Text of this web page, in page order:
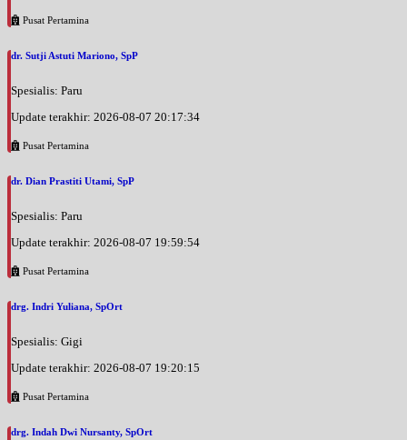
Pusat Pertamina
dr. Sutji Astuti Mariono, SpP
Spesialis: Paru
Update terakhir: 2026-08-07 20:17:34
Pusat Pertamina
dr. Dian Prastiti Utami, SpP
Spesialis: Paru
Update terakhir: 2026-08-07 19:59:54
Pusat Pertamina
drg. Indri Yuliana, SpOrt
Spesialis: Gigi
Update terakhir: 2026-08-07 19:20:15
Pusat Pertamina
drg. Indah Dwi Nursanty, SpOrt